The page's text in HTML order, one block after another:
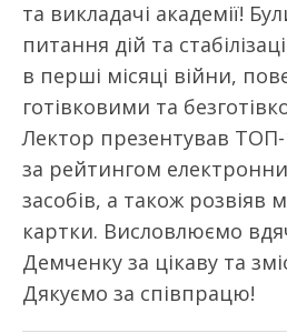
та викладачі академії!
питання дій та
в перші місяці війни,
готівковими та
Лектор презентував ТОП-
за рейтингом
засобів, а також розвіяв
картки. Висловлюємо
Демченку за цікаву та
Дякуємо за співпрацю!